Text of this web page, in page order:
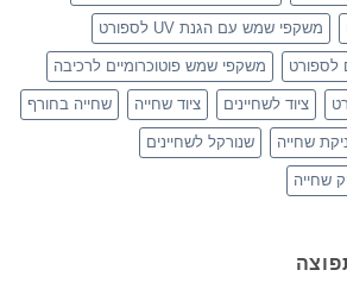
משקפי שמש עם הגנת UV לספורט
לספורט משקפי שמש פוטוכרומיים לרכיבה
ציוד לשחיינים ציוד שחייה שחייה בחורף
שחייה שנורקל לשחיינים
שחייה